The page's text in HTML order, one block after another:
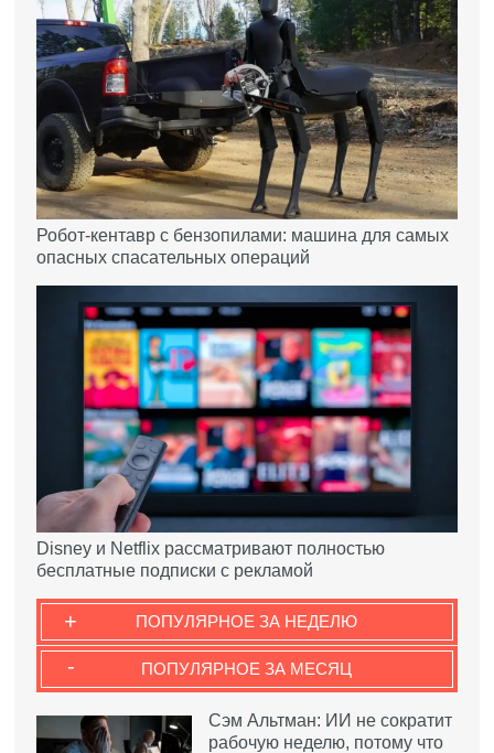
Робот-кентавр с бензопилами: машина для самых
опасных спасательных операций
Disney и Netflix рассматривают полностью
бесплатные подписки с рекламой
ПОПУЛЯРНОЕ ЗА НЕДЕЛЮ
+
ПОПУЛЯРНОЕ ЗА МЕСЯЦ
-
Сэм Альтман: ИИ не сократит
рабочую неделю, потому что